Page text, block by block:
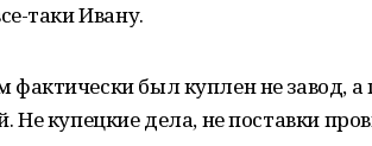
таки Ивану.
был куплен не завод, а
Не купецкие дела, не поставки